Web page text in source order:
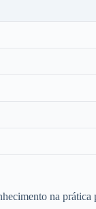
na prática